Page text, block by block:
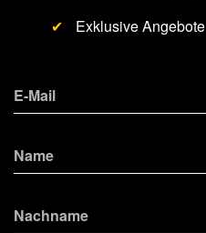
✔
Exklusive Angebote